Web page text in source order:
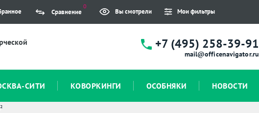
Сравнение
0
Вы смотрели Мои фильтры
+7 (495) 258-39-91
mail@officenavigator.ru
СИТИ КОВОРКИНГИ ОСОБНЯКИ НОВОСТИ